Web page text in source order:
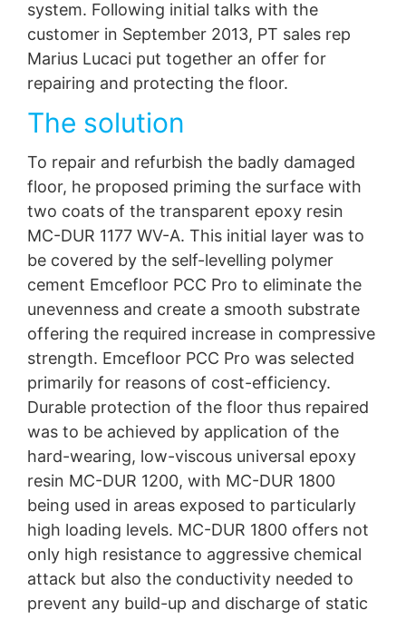
system. Following initial talks with the
customer in September 2013, PT sales rep
Marius Lucaci put together an offer for
repairing and protecting the floor.
The solution
To repair and refurbish the badly damaged
floor, he proposed priming the surface with
two coats of the transparent epoxy resin
MC-DUR 1177 WV-A. This initial layer was to
be covered by the self-levelling polymer
cement Emcefloor PCC Pro to eliminate the
unevenness and create a smooth substrate
offering the required increase in compressive
strength. Emcefloor PCC Pro was selected
primarily for reasons of cost-efficiency.
Durable protection of the floor thus repaired
was to be achieved by application of the
hard-wearing, low-viscous universal epoxy
resin MC-DUR 1200, with MC-DUR 1800
being used in areas exposed to particularly
high loading levels. MC-DUR 1800 offers not
only high resistance to aggressive chemical
attack but also the conductivity needed to
prevent any build-up and discharge of static
Informacije, ispravka, blokiranje, brisanje
Kao što je dozvoljeno čl. 15 GDPR, imate pravo da u
svakom trenutku dobijete besplatne informacije o bilo
kojim ličnim podacima koji se čuvaju. Također imate
pravo da ispravljate, blokirate ili brišete ove podatke.